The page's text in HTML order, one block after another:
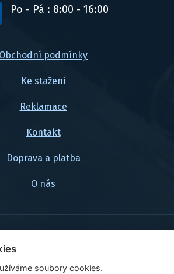
Po - Pá : 8:00 - 16:00
Obchodní podmínky
Ke stažení
Reklamace
Kontakt
Doprava a platba
O nás
FlexaMi Auto s.r.o.
jsou uvedeny vč. DPH
soubory cookies.